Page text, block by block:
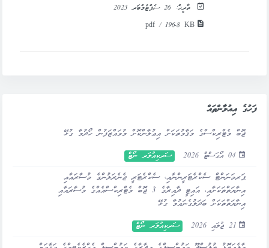
ތާރީޚް:
26 ސެޕްޓެމްބަރ 2023
pdf / 196.8 KB
ފަހުގެ އިއުލާންތައް
ޖޮބް މެޓްރިކްސްގެ މަޤާމުތަކަށް އިޢުލާންކޮށް މުވައްޒަފުން ހޯދުމާ ގުޅޭ
04 އޯގަސްޓް 2026 ސަރކިއުލަރ ނޯޓް
ޕަރމަނަންޓް ސެކްރެޓަރީންނާއި، ސެކްރެޓަރީ ޖެނެރަލުންގެ މުސާރައާއި
އިނާޔަތްތަކަށާއި، އައިޓީ ދާއިރާގެ 3 ޖޮބް މެޓްރިކްސްއެއްގެ މުސާރައާއި
އިނާޔަތްތަކަށް ބަދަލުގެނައުމާ ގުޅޭ
21 ޖުލައި 2026 ސަރކިއުލަރ ނޯޓް